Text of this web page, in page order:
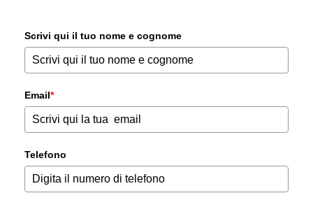
Scrivi qui il tuo nome e cognome
Email*
Telefono